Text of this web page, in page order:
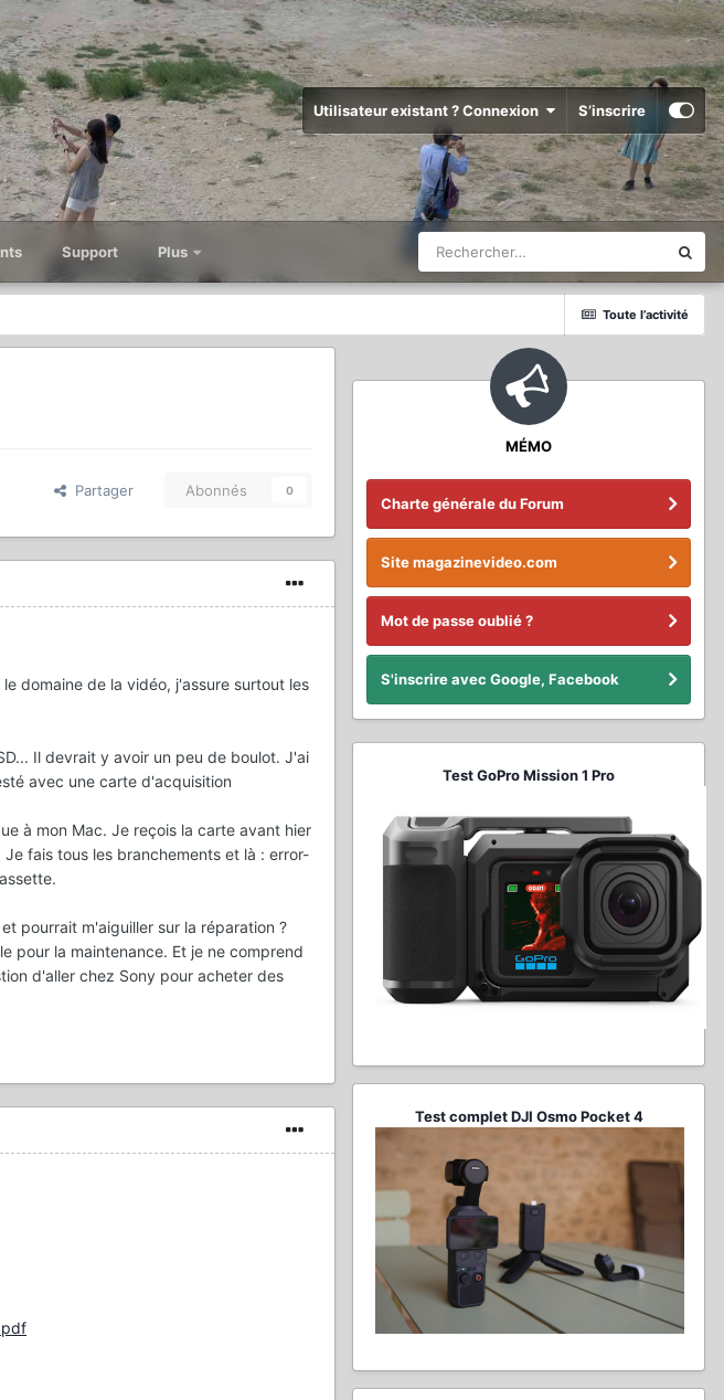
Utilisateur existant ? Connexion S’inscrire
Support Plus
Toute l’activité
Partager Abonnés 0
domaine de la vidéo, j'assure surtout les
Il devrait y avoir un peu de boulot. J'ai
avec une carte d'acquisition
à mon Mac. Je reçois la carte avant hier
fais tous les branchements et là : error-
pourrait m'aiguiller sur la réparation ?
pour la maintenance. Et je ne comprend
d'aller chez Sony pour acheter des
MÉMO
Charte générale du Forum
Site magazinevideo.com
Mot de passe oublié ?
S'inscrire avec Google, Facebook
Test GoPro Mission 1 Pro
Test complet DJI Osmo Pocket 4